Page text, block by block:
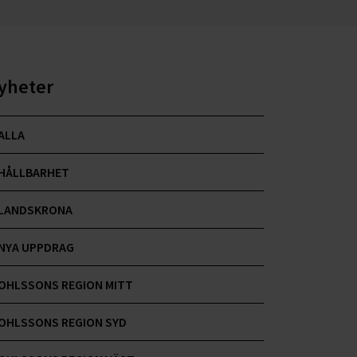
UPPDRAG
REGION MITT
REGION SYD